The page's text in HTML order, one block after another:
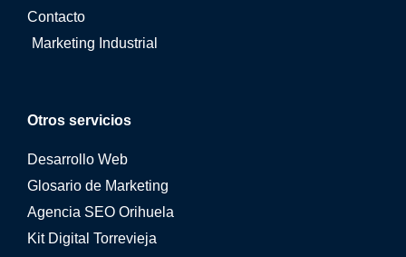
Otros servicios
Desarrollo Web
Glosario de Marketing
Agencia SEO Orihuela
Kit Digital Torrevieja
Contacto
Marketing Industrial